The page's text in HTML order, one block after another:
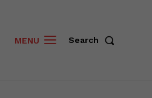
MENU Search